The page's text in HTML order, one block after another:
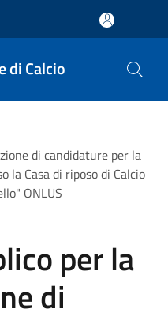
di Calcio
di candidature per la
la Casa di riposo di Calcio
ONLUS
per la
di